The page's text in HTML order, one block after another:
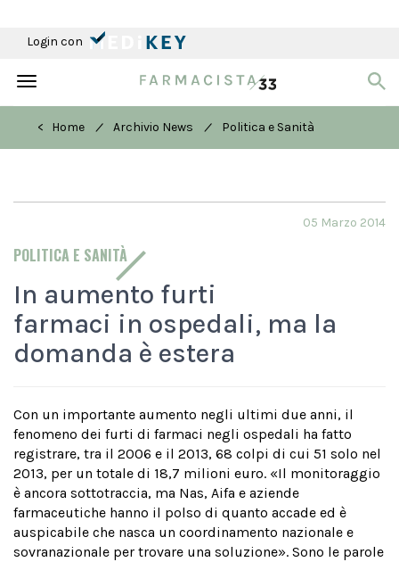
Login con
Toggle
< Home
/ Archivio News / Politica e Sanità
POLITICA E SANITÀ
05 Marzo 2014
In aumento furti
farmaci in ospedali, ma la
domanda è estera
Con un importante aumento negli ultimi due anni, il
fenomeno dei furti di farmaci negli ospedali ha fatto
registrare, tra il 2006 e il 2013, 68 colpi di cui 51 solo nel
2013, per un totale di 18,7 milioni euro. «Il monitoraggio
è ancora sottotraccia, ma Nas, Aifa e aziende
farmaceutiche hanno il polso di quanto accade ed è
auspicabile che nasca un coordinamento nazionale e
sovranazionale per trovare una soluzione». Sono le parole